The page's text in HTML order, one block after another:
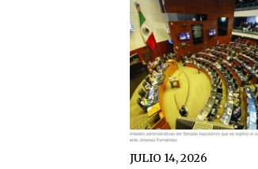
JULIO 14, 2026